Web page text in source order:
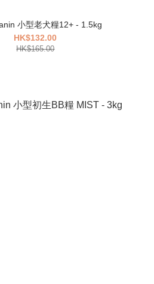
小型老犬糧12+ - 1.5kg
HK$132.00
HK$165.00